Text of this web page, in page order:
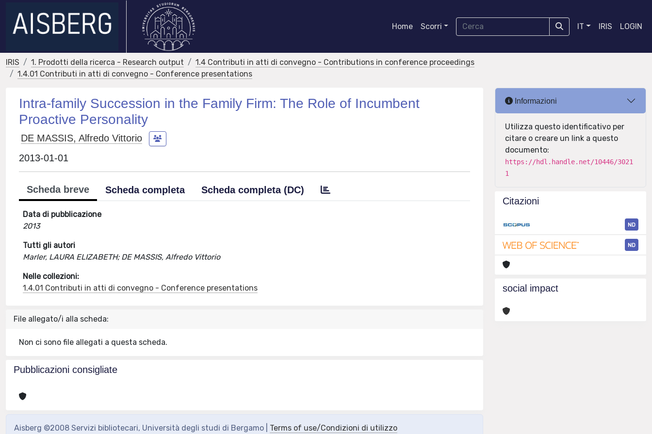
Home Scorri IT IRIS LOGIN
IRIS 1. Prodotti della ricerca - Research output
1.4 Contributi in atti di convegno - Contributions in conference proceedings
1.4.01 Contributi in atti di convegno - Conference presentations
Intra-family Succession in the Family Firm: The Role of Incumbent
Proactive Personality
DE MASSIS, Alfredo Vittorio
2013-01-01
Scheda breve Scheda completa Scheda completa (DC)
Data di pubblicazione
2013
Tutti gli autori
Marler, LAURA ELIZABETH; DE MASSIS, Alfredo Vittorio
Nelle collezioni:
1.4.01 Contributi in atti di convegno - Conference presentations
File allegato/i alla scheda:
Non ci sono file allegati a questa scheda.
Pubblicazioni consigliate
Aisberg ©2008 Servizi bibliotecari, Università degli studi di Bergamo | Terms of use/Condizioni di utilizzo
Informazioni
Utilizza questo identificativo per
citare o creare un link a questo
documento:
https://hdl.handle.net/10446/3021
1
Citazioni
ND
ND
social impact